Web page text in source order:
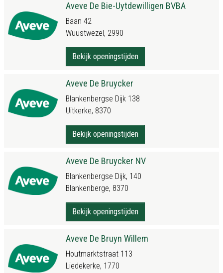
Aveve De Bie-Uytdewilligen BVBA
Baan 42
Wuustwezel, 2990
Bekijk openingstijden
Aveve De Bruycker
Blankenbergse Dijk 138
Uitkerke, 8370
Bekijk openingstijden
Aveve De Bruycker NV
Blankenbergse Dijk, 140
Blankenberge, 8370
Bekijk openingstijden
Aveve De Bruyn Willem
Houtmarktstraat 113
Liedekerke, 1770